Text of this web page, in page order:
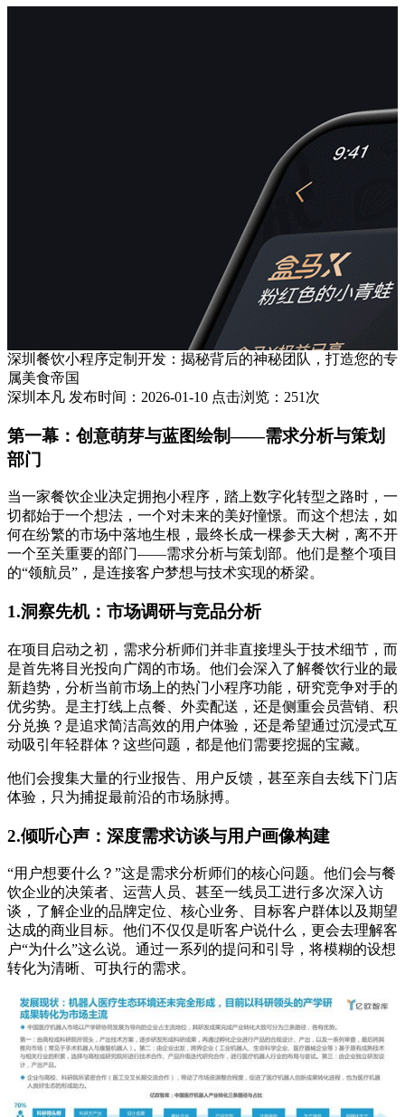
深圳餐饮小程序定制开发：揭秘背后的神秘团队，打造您的专
属美食帝国
深圳本凡 发布时间：2026-01-10 点击浏览：251次
第一幕：创意萌芽与蓝图绘制——需求分析与策划
部门
当一家餐饮企业决定拥抱小程序，踏上数字化转型之路时，一
切都始于一个想法，一个对未来的美好憧憬。而这个想法，如
何在纷繁的市场中落地生根，最终长成一棵参天大树，离不开
一个至关重要的部门——需求分析与策划部。他们是整个项目
的“领航员”，是连接客户梦想与技术实现的桥梁。
1.洞察先机：市场调研与竞品分析
在项目启动之初，需求分析师们并非直接埋头于技术细节，而
是首先将目光投向广阔的市场。他们会深入了解餐饮行业的最
新趋势，分析当前市场上的热门小程序功能，研究竞争对手的
优劣势。是主打线上点餐、外卖配送，还是侧重会员营销、积
分兑换？是追求简洁高效的用户体验，还是希望通过沉浸式互
动吸引年轻群体？这些问题，都是他们需要挖掘的宝藏。
他们会搜集大量的行业报告、用户反馈，甚至亲自去线下门店
体验，只为捕捉最前沿的市场脉搏。
2.倾听心声：深度需求访谈与用户画像构建
“用户想要什么？”这是需求分析师们的核心问题。他们会与餐
饮企业的决策者、运营人员、甚至一线员工进行多次深入访
谈，了解企业的品牌定位、核心业务、目标客户群体以及期望
达成的商业目标。他们不仅仅是听客户说什么，更会去理解客
户“为什么”这么说。通过一系列的提问和引导，将模糊的设想
转化为清晰、可执行的需求。